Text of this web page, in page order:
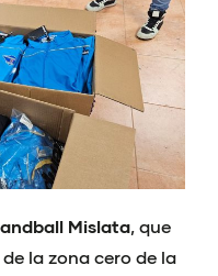
Mislata, que
la zona cero de la